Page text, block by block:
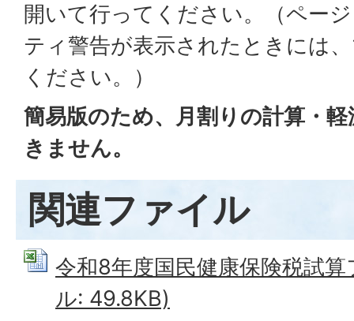
開いて行ってください。（ペー
ティ警告が表示されたときには
ください。）
簡易版のため、月割りの計算・
きません。
関連ファイル
令和8年度国民健康保険税試
ル: 49.8KB)